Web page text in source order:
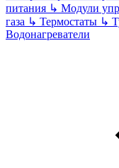
питания ↳ Модули
газа ↳ Термостаты ↳
Водонагреватели